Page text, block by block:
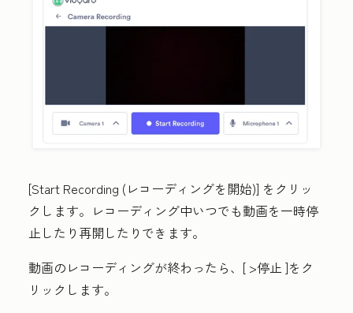
[Start Recording (レコーディングを開始)] をクリッ
クします。レコーディング中いつでも動画を一時停
止したり再開したりできます。
動画のレコーディングが終わったら、[ >停止 ]をク
リックします。